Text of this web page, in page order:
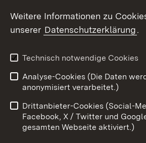
Social Wall
X / Twitter
Youtube
Benutzungshinweise
Datenschutz
Cookies
Weitere Informationen zu
unserer Datenschutzerklärung.
Technisch notwendige Cookies
Analyse-Cookies (Die Daten
anonymisiert verarbeitet.)
Drittanbieter-Cookies (Social-
Facebook, X / Twitter und
gesamten Webseite aktiviert.)